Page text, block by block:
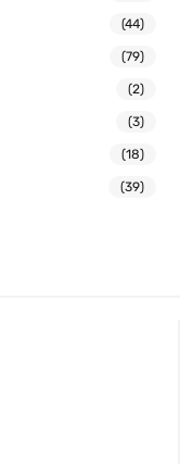
(44)
(79)
(2)
(3)
(18)
(39)